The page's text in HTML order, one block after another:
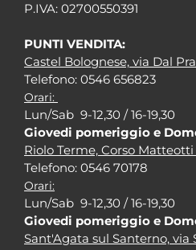
P.IVA: 02700550391
PUNTI VENDITA:
Castel Bolognese, via Dal
Telefono: 0546 656823
Orari:
Lun/Sab 9-12,30 / 16-19,30
Giovedi pomeriggio e
Riolo Terme, Corso Matteotti
Telefono: 0546 70178
Orari:
Lun/Sab 9-12,30 / 16-19,30
Giovedi pomeriggio e
Sant'Agata sul Santerno, via